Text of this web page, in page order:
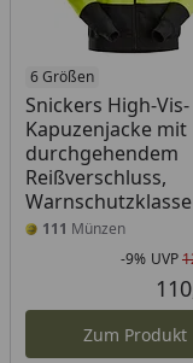
6 Größen
Snickers High-Vis-
Kapuzenjacke mit
durchgehendem
Reißverschluss,
111 Münzen
-9% UVP
Zum Produkt